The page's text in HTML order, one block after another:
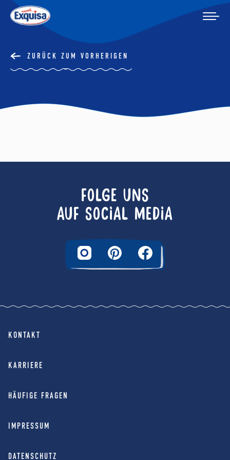
ZURÜCK ZUM VORHERIGEN
FOLGE UNS
AUF SOCIAL MEDIA
KONTAKT
KARRIERE
HÄUFIGE FRAGEN
IMPRESSUM
DATENSCHUTZ